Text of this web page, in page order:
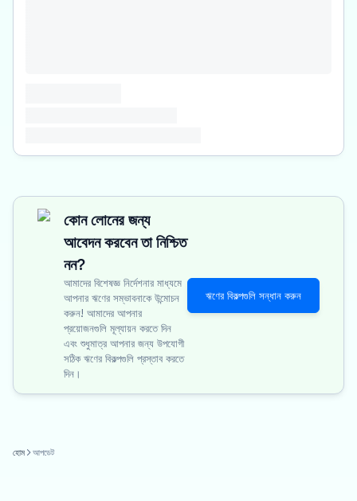
কোন লোনের জন্য
আবেদন করবেন তা নিশ্চিত
নন?
আমাদের বিশেষজ্ঞ নির্দেশনার মাধ্যমে
আপনার ঋণের সম্ভাবনাকে উন্মোচন
করুন! আমাদের আপনার
প্রয়োজনগুলি মূল্যায়ন করতে দিন
এবং শুধুমাত্র আপনার জন্য উপযোগী
সঠিক ঋণের বিকল্পগুলি প্রস্তাব করতে
দিন।
ঋণের বিকল্পগুলি সন্ধান করুন
হোম আপডেট